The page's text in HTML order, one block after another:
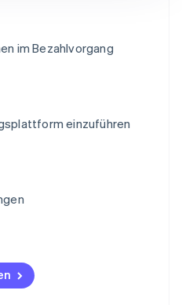
im Bezahlvorgang
einzuführen
English